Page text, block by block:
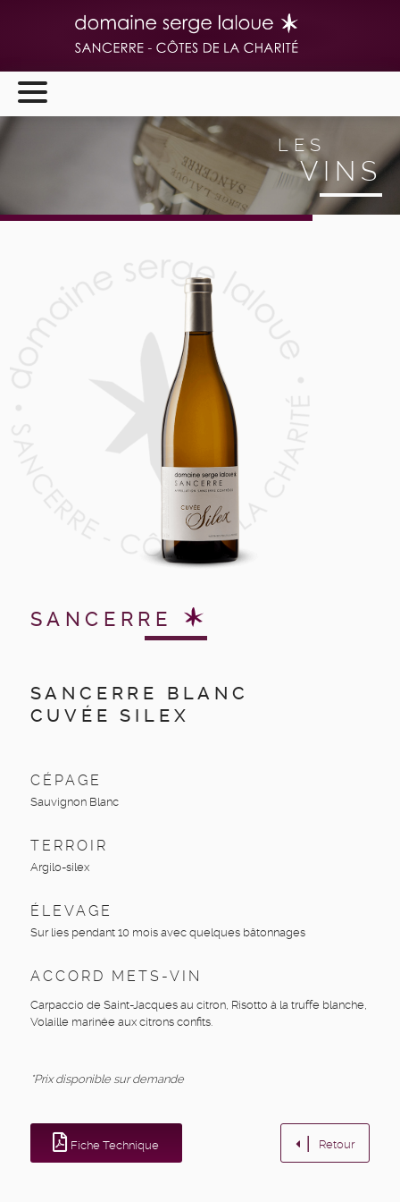
ACCUEIL
LE DOMAINE
LES VINS
ACTUALITÉS
GALERIE PHOTOS
NOS ADRESSES
CONTACT
LES
VINS
SANCERRE
SANCERRE BLANC
CUVÉE SILEX
CÉPAGE
Sauvignon Blanc
TERROIR
Argilo-silex
ÉLEVAGE
Sur lies pendant 10 mois avec quelques bâtonnages
ACCORD METS-VIN
Carpaccio de Saint-Jacques au citron, Risotto à la truffe blanche,
Volaille marinée aux citrons confits.
*Prix disponible sur demande
Fiche Technique Retour